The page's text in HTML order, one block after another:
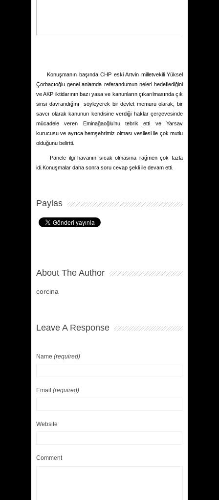
Konuşmanın başında CHP eski Artvin milletvekili Yüksel
Çorbacıoğlu genel anlamda referandumun neleri hedeflediğini
ve AKP iktidarının bazı yasa ve kanunların çıkarılmasında çık
sinsi davrandığını
söyleyerek bir devlet memuru olarak, bir
savcı olarak kanunun kendisine verdiği haklar çerçevesinde
mücadele veren Eminağaoğlu’nu tebrik etti ve Yarsav
kurucusu ve ayrıca hemşehrimiz olması vesilesi ile çok mutlu
olduğunu belirtti.
Panele ilgi havanın sıcak olmasına rağmen çok fazla
idi.Konuşmalar daha sonra soru cevap şekli ile devam etti.
Paylas
About The Author
corcina
Leave A Response
Name (required)
Email (required)
Website
Comment